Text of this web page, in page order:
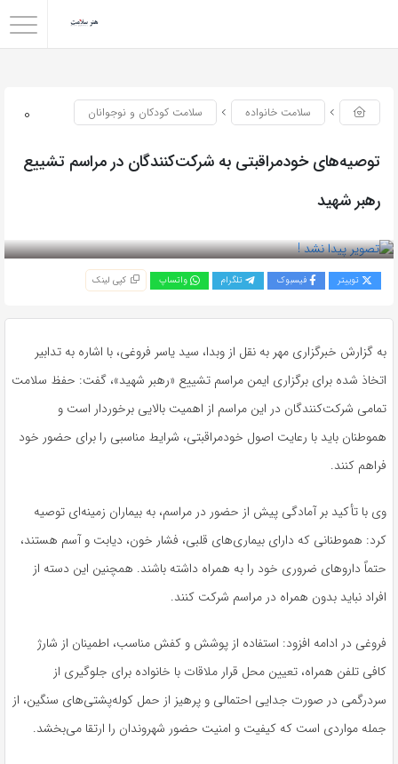
0 سلامت خانواده سلامت کودکان و نوجوانان
توصیه‌های خودمراقبتی به شرکت‌کنندگان در مراسم تشییع
رهبر شهید
توییتر فیسبوک تلگرام واتساپ کپی لینک
به گزارش خبرگزاری مهر به نقل از وبدا، سید یاسر فروغی، با اشاره به تدابیر
اتخاذ شده برای برگزاری ایمن مراسم تشییع «رهبر شهید»، گفت: حفظ سلامت
تمامی شرکت‌کنندگان در این مراسم از اهمیت بالایی برخوردار است و
هموطنان باید با رعایت اصول خودمراقبتی، شرایط مناسبی را برای حضور خود
فراهم کنند.
وی با تأکید بر آمادگی پیش از حضور در مراسم، به بیماران زمینه‌ای توصیه
کرد: هموطنانی که دارای بیماری‌های قلبی، فشار خون، دیابت و آسم هستند،
حتماً داروهای ضروری خود را به همراه داشته باشند. همچنین این دسته از
افراد نباید بدون همراه در مراسم شرکت کنند.
فروغی در ادامه افزود: استفاده از پوشش و کفش مناسب، اطمینان از شارژ
کافی تلفن همراه، تعیین محل قرار ملاقات با خانواده برای جلوگیری از
سردرگمی در صورت جدایی احتمالی و پرهیز از حمل کوله‌پشتی‌های سنگین، از
جمله مواردی است که کیفیت و امنیت حضور شهروندان را ارتقا می‌بخشد.